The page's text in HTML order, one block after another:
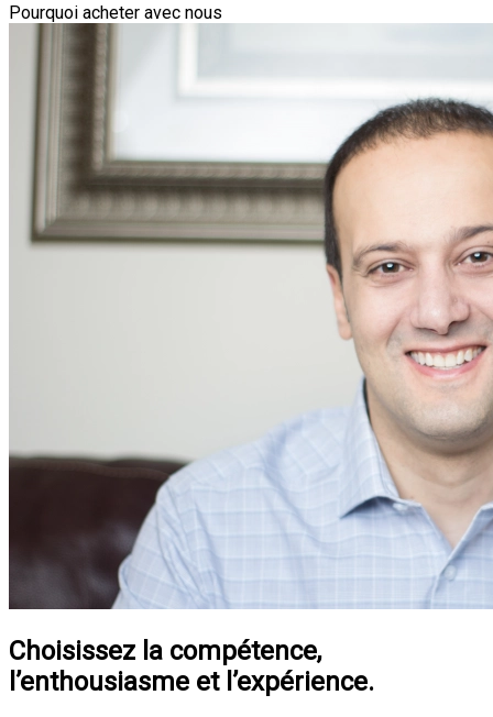
Pourquoi acheter avec nous
Choisissez la compétence,
l’enthousiasme et l’expérience.